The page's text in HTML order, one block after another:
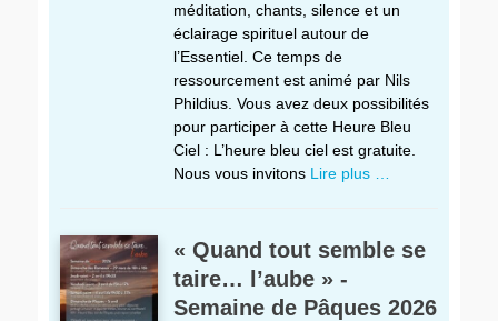
méditation, chants, silence et un
éclairage spirituel autour de
l’Essentiel. Ce temps de
ressourcement est animé par Nils
Phildius. Vous avez deux possibilités
pour participer à cette Heure Bleu
Ciel : L’heure bleu ciel est gratuite.
Nous vous invitons Lire plus …
« Quand tout semble se
taire… l’aube » -
Semaine de Pâques 2026